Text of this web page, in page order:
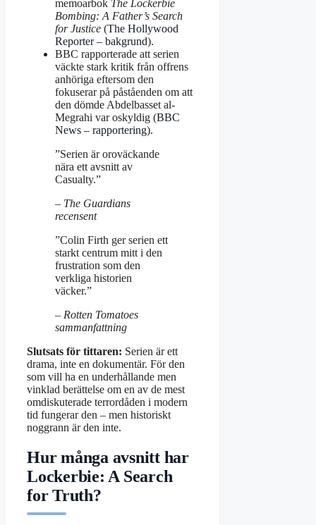
memoarbok The Lockerbie
Bombing: A Father’s Search
for Justice (The Hollywood
Reporter – bakgrund).
BBC rapporterade att serien
väckte stark kritik från offrens
anhöriga eftersom den
fokuserar på påståenden om att
den dömde Abdelbasset al-
Megrahi var oskyldig (BBC
News – rapportering).
”Serien är oroväckande
nära ett avsnitt av
Casualty.”
– The Guardians
recensent
”Colin Firth ger serien ett
starkt centrum mitt i den
frustration som den
verkliga historien
väcker.”
– Rotten Tomatoes
sammanfattning
Slutsats för tittaren: Serien är ett
drama, inte en dokumentär. För den
som vill ha en underhållande men
vinklad berättelse om en av de mest
omdiskuterade terrordåden i modern
tid fungerar den – men historiskt
noggrann är den inte.
Hur många avsnitt har
Lockerbie: A Search
for Truth?